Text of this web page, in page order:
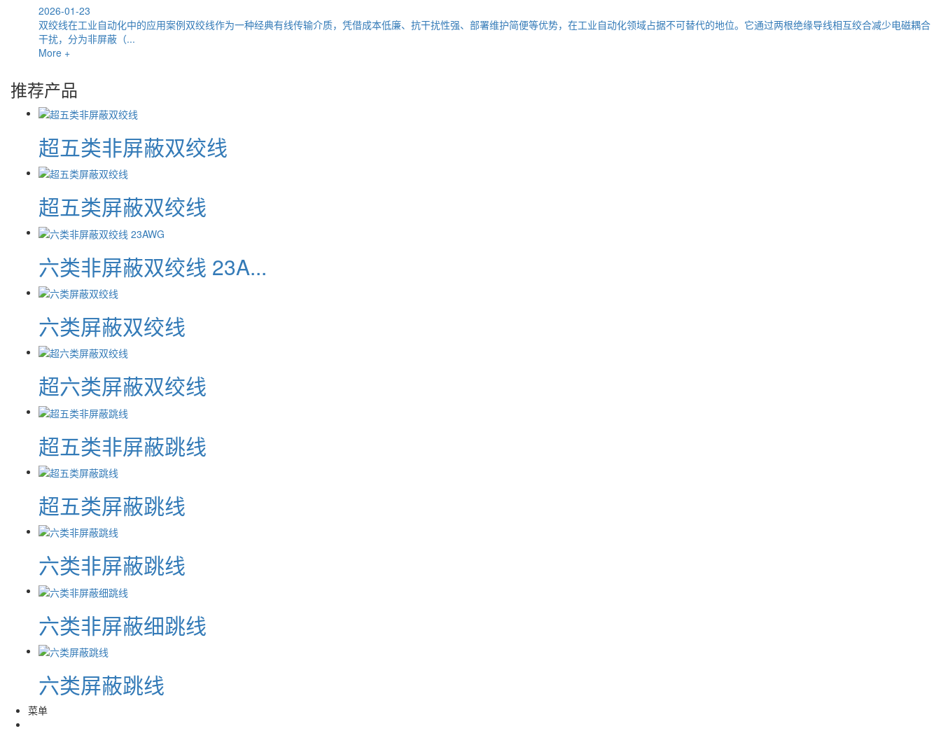
2026-01-23
双绞线在工业自动化中的应用案例双绞线作为一种经典有线传输介质，凭借成本低廉、抗干扰性强、部署维护简便等优势，在工业自动化领域占据不可替代的地位。它通过两根绝缘导线相互绞合减少电磁耦合
干扰，分为非屏蔽（...
More +
推荐产品
超五类非屏蔽双绞线
超五类屏蔽双绞线
六类非屏蔽双绞线 23A...
六类屏蔽双绞线
超六类屏蔽双绞线
超五类非屏蔽跳线
超五类屏蔽跳线
六类非屏蔽跳线
六类非屏蔽细跳线
六类屏蔽跳线
菜单